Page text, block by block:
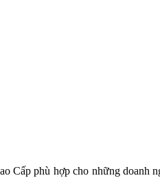
phù hợp cho những doanh